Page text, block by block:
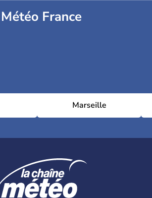
Météo France
Marseille